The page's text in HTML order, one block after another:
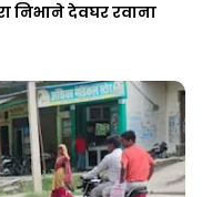
निभाने देवघर रवाना